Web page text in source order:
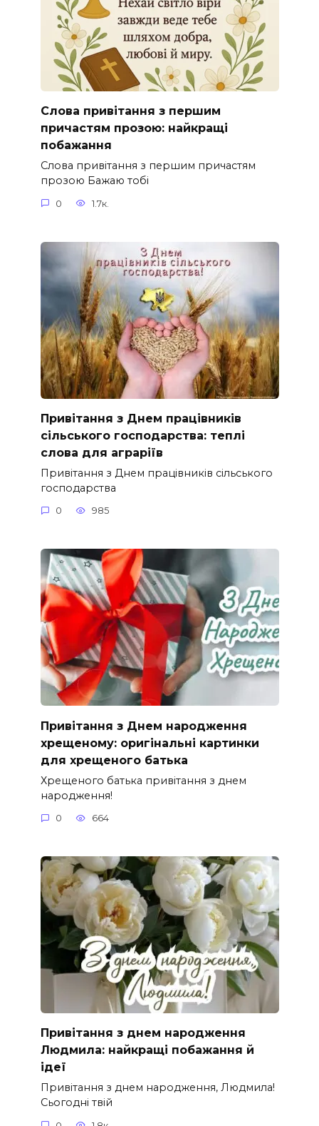
Слова привітання з першим
причастям прозою: найкращі
побажання
Слова привітання з першим причастям
прозою Бажаю тобі
0 1.7к.
Привітання з Днем працівників
сільського господарства: теплі
слова для аграріїв
Привітання з Днем працівників сільського
господарства
0 985
Привітання з Днем народження
хрещеному: оригінальні картинки
для хрещеного батька
Хрещеного батька привітання з днем
народження!
0 664
Привітання з днем народження
Людмила: найкращі побажання й
ідеї
Привітання з днем народження, Людмила!
Сьогодні твій